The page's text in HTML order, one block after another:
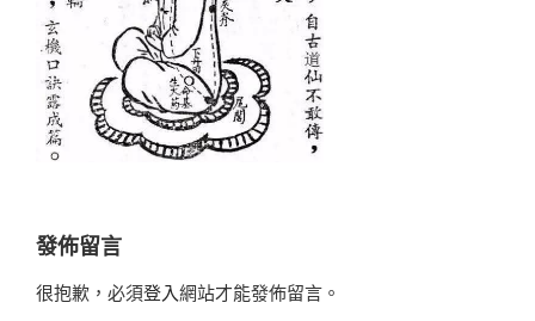
發佈留言
很抱歉，必須登入網站才能發佈留言。